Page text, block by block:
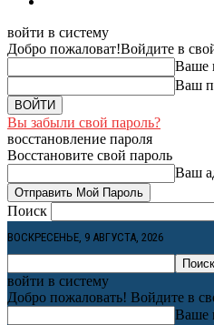
войти в систему
Добро пожаловат!Войдите в
Ваше
Ваш
Вы забыли свой пароль?
восстановление пароля
Восстановите свой пароль
Ваш
Поиск
ВОСКРЕСЕНЬЕ, 9 АВГУСТА, 2026
войти в систему
Добро пожаловать! Войдите в
Ваше